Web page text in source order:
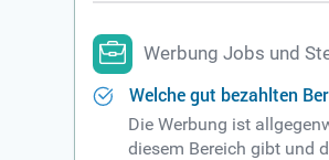
Werbung Jobs und
Welche gut bezahlten
Die Werbung ist
diesem Bereich gibt und